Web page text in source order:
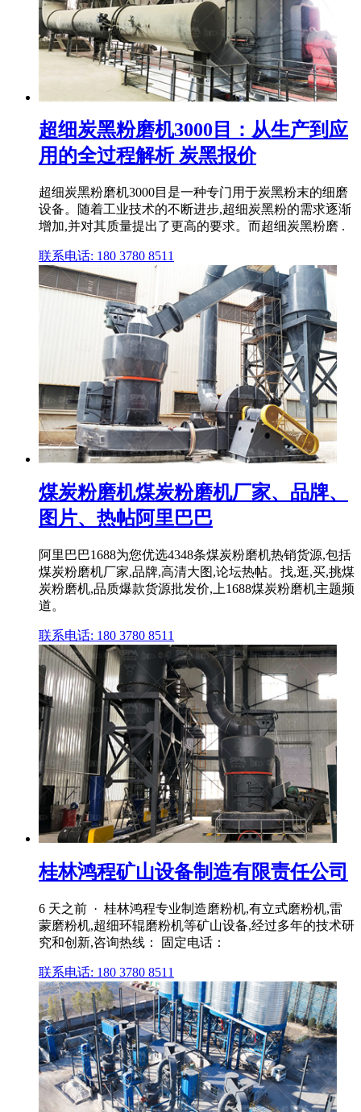
超细炭黑粉磨机3000目：从生产到应
用的全过程解析 炭黑报价
超细炭黑粉磨机3000目是一种专门用于炭黑粉末的细磨
设备。随着工业技术的不断进步,超细炭黑粉的需求逐渐
增加,并对其质量提出了更高的要求。而超细炭黑粉磨 .
联系电话: 180 3780 8511
煤炭粉磨机煤炭粉磨机厂家、品牌、
图片、热帖阿里巴巴
阿里巴巴1688为您优选4348条煤炭粉磨机热销货源,包括
煤炭粉磨机厂家,品牌,高清大图,论坛热帖。找,逛,买,挑煤
炭粉磨机,品质爆款货源批发价,上1688煤炭粉磨机主题频
道。
联系电话: 180 3780 8511
桂林鸿程矿山设备制造有限责任公司
6 天之前 · 桂林鸿程专业制造磨粉机,有立式磨粉机,雷
蒙磨粉机,超细环辊磨粉机等矿山设备,经过多年的技术研
究和创新,咨询热线： 固定电话：
联系电话: 180 3780 8511